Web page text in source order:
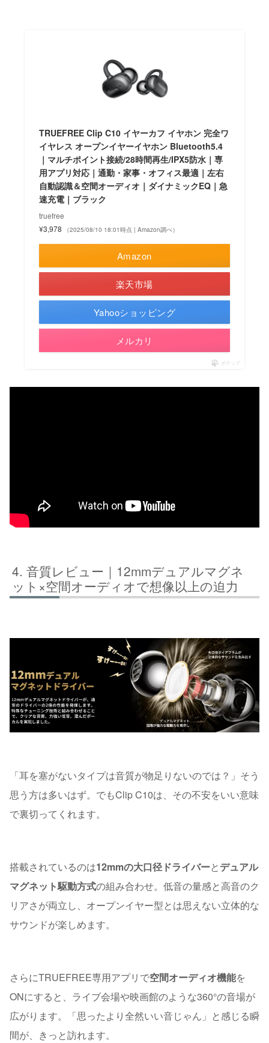
TRUEFREE Clip C10 イヤーカフ イヤホン 完全ワ
イヤレス オープンイヤーイヤホン Bluetooth5.4
｜マルチポイント接続/28時間再生/IPX5防水｜専
用アプリ対応｜通勤・家事・オフィス最適｜左右
自動認識＆空間オーディオ｜ダイナミックEQ｜急
速充電｜ブラック
truefree
¥3,978
（2025/08/10 18:01時点 | Amazon調べ）
Amazon
楽天市場
Yahooショッピング
メルカリ
ポチップ
音質レビュー｜12mmデュアルマグネ
ット×空間オーディオで想像以上の迫力
「耳を塞がないタイプは音質が物足りないのでは？」そう
思う方は多いはず。でもClip C10は、その不安をいい意味
で裏切ってくれます。
搭載されているのは12mmの大口径ドライバーとデュアル
マグネット駆動方式の組み合わせ。低音の量感と高音のク
リアさが両立し、オープンイヤー型とは思えない立体的な
サウンドが楽しめます。
さらにTRUEFREE専用アプリで空間オーディオ機能を
ONにすると、ライブ会場や映画館のような360°の音場が
広がります。「思ったより全然いい音じゃん」と感じる瞬
間が、きっと訪れます。